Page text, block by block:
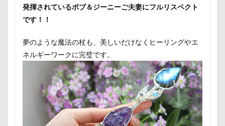
発揮されているボブ＆ジーニーご夫妻にフルリスペクト
です！！
夢のような魔法の杖も、美しいだけなくヒーリングやエ
ネルギーワークに完璧です。